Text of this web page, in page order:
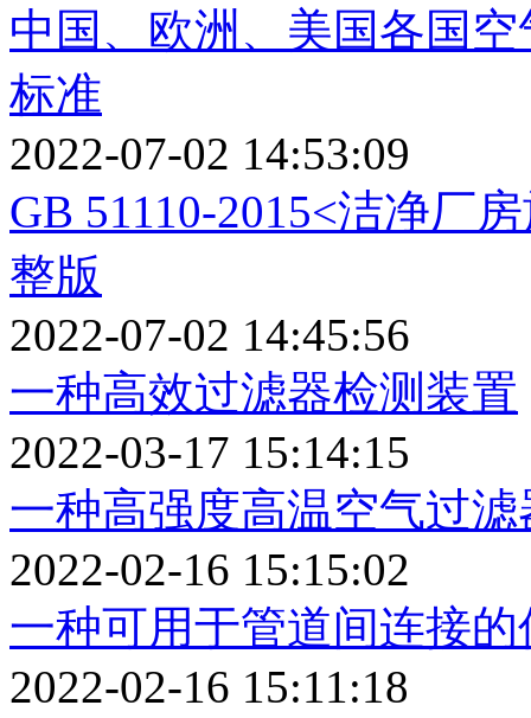
中国、欧洲、美国各国
标准
2022-07-02 14:53:09
GB 51110-2015<洁净厂
整版
2022-07-02 14:45:56
一种高效过滤器检测装置
2022-03-17 15:14:15
一种高强度高温空气过滤
2022-02-16 15:15:02
一种可用于管道间连接
2022-02-16 15:11:18